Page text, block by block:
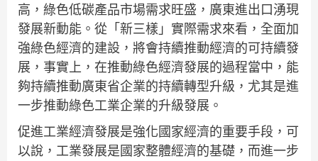
高，綠色低碳產品市場需求旺盛，廣東進出口湧現
發展新動能。從「新三樣」實際需求來看，全面加
強綠色經濟的建設，將會持續推動經濟的可持續發
展，事實上，在推動綠色經濟發展的過程當中，能
夠持續推動廣東省企業的持續轉型升級，尤其是進
一步推動綠色工業企業的升級發展。
促進工業經濟發展是強化國家經濟的重要手段，可
以說，工業發展是國家整體經濟的基礎，而進一步